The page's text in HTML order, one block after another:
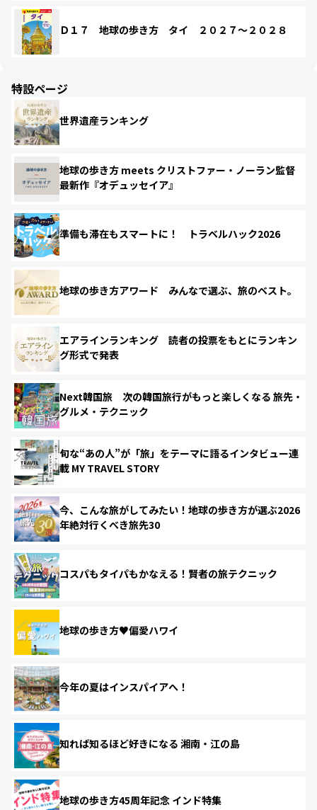
Ｄ１７ 地球の歩き方 タイ ２０２７～２０２８
特設ページ
世界遺産ランキング
地球の歩き方 meets クリストファー・ノーラン監督
最新作『オデュッセイア』
準備も滞在もスマートに！ トラベルハック2026
地球の歩き方アワード みんなで選ぶ、旅のベスト。
エアラインランキング 読者の投票をもとにランキン
グ形式で発表
Next韓国旅 次の韓国旅行がもっと楽しくなる 旅先・
グルメ・テクニック
旬な“あの人”が「旅」をテーマに語るインタビュー連
載 MY TRAVEL STORY
今、こんな旅がしてみたい！地球の歩き方が選ぶ2026
年絶対行くべき旅先30
コスパもタイパもかなえる！賢者の旅テクニック
地球の歩き方♥偏愛ハワイ
今年の夏はインスパイアへ！
知れば知るほど好きになる 湘南・江の島
地球の歩き方45周年記念 インド特集